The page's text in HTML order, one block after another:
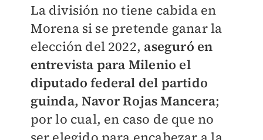
La división no tiene cabida en
Morena si se pretende ganar la
elección del 2022, aseguró en
entrevista para Milenio el
diputado federal del partido
guinda, Navor Rojas Mancera;
por lo cual, en caso de que no